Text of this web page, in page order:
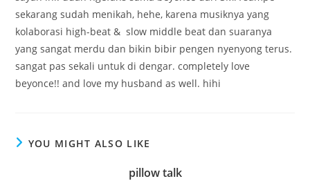
sekarang sudah menikah, hehe, karena musiknya yang
kolaborasi high-beat & slow middle beat dan suaranya
yang sangat merdu dan bikin bibir pengen nyenyong terus.
sangat pas sekali untuk di dengar. completely love
beyonce!! and love my husband as well. hihi
YOU MIGHT ALSO LIKE
pillow talk